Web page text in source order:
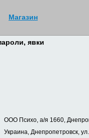
Магазин
явки
ООО Психо, а/я 1660,
Украина, Днепропетровск,